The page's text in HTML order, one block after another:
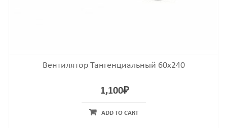
Вентилятор Тангенциальный 60х240
1,100₽
ADD TO CART